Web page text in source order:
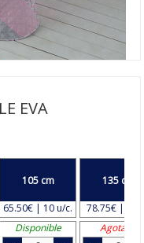
EVA
105 cm
65.50€ | 10 u/c.
135 cm
78.75€ | 8
Disponible Agotado